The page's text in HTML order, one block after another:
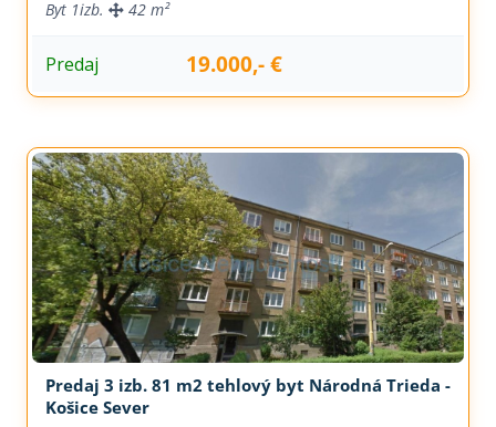
Byt 1izb. 42 m²
Predaj 19.000,- €
Predaj 3 izb. 81 m2 tehlový byt Národná Trieda -
Košice Sever